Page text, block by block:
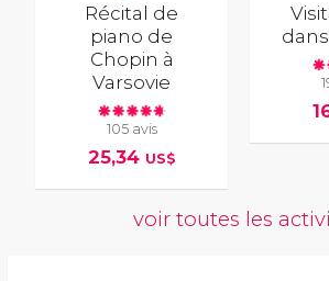
Récital de
piano de
Chopin à
Varsovie
105 avis
25,34 US$
voir toutes les